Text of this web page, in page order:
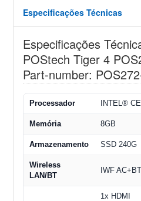
Especificações Técnicas
Especificações
POStech Tiger 4
Part-number:
Processador INTEL®
Memória 8GB
Armazenamento SSD 240G
Wireless
LAN/BT
IWF
1x HDMI